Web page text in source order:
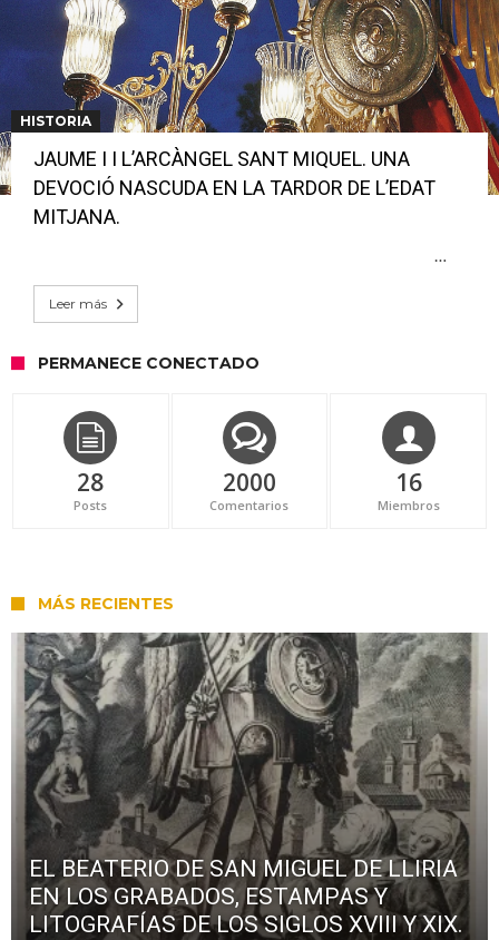
HISTORIA
JAUME I I L’ARCÀNGEL SANT MIQUEL. UNA
DEVOCIÓ NASCUDA EN LA TARDOR DE L’EDAT
MITJANA.
…
Leer más
PERMANECE CONECTADO
28
Posts
2000
Comentarios
16
Miembros
MÁS RECIENTES
EL BEATERIO DE SAN MIGUEL DE LLIRIA
EN LOS GRABADOS, ESTAMPAS Y
LITOGRAFÍAS DE LOS SIGLOS XVIII Y XIX.